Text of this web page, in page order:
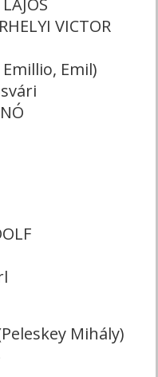
VICTOR
Emillio, Emil)
Mihály)